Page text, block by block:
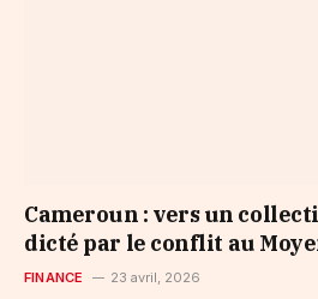
Cameroun : vers un
dicté par le conflit au
FINANCE 23 avril, 2026